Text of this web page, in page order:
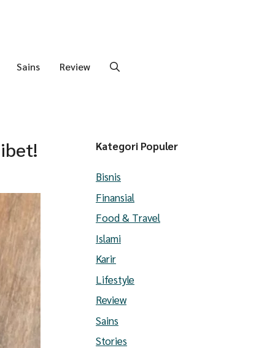
Sains Review
Kategori Populer
Bisnis
Finansial
Food & Travel
Islami
Karir
Lifestyle
Review
Sains
Stories